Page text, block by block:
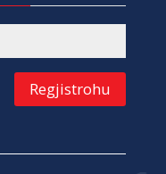
Regjistrohu